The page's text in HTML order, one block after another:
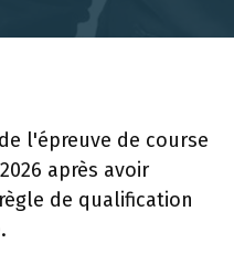
l'épreuve de course
après avoir
de qualification